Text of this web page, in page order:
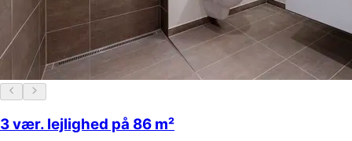
3 vær. lejlighed på 86 m²